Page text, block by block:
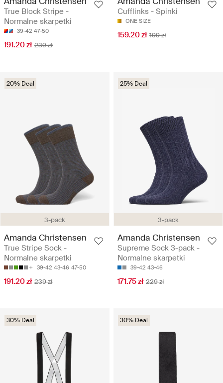
True Block Stripe -
Normalne skarpetki
39-42 47-50
191.20 zł 239 zł
Cufflinks - Spinki
ONE SIZE
159.20 zł 199 zł
3-pack
20% Deal
Amanda Christensen
True Stripe Sock -
Normalne skarpetki
39-42 43-46 47-50
191.20 zł 239 zł
3-pack
25% Deal
Amanda Christensen
Supreme Sock 3-pack -
Normalne skarpetki
39-42 43-46
171.75 zł 229 zł
30% Deal 30% Deal